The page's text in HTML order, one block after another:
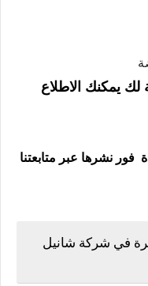
لك يمكنك الاطلاع
نشرها عبر متابعتنا
في شركة شانيل